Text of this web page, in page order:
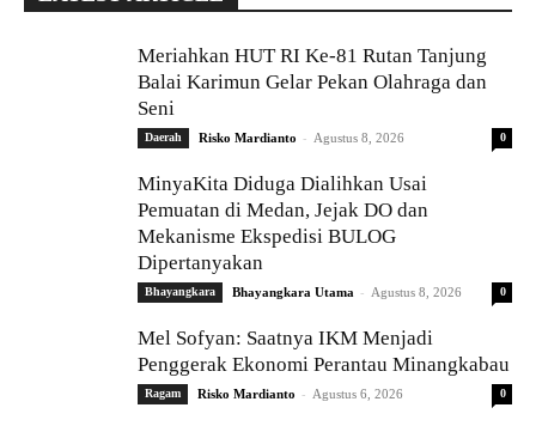
Meriahkan HUT RI Ke-81 Rutan Tanjung
Balai Karimun Gelar Pekan Olahraga dan
Seni
Daerah Risko Mardianto - Agustus 8, 2026 0
MinyaKita Diduga Dialihkan Usai
Pemuatan di Medan, Jejak DO dan
Mekanisme Ekspedisi BULOG
Dipertanyakan
Bhayangkara Bhayangkara Utama - Agustus 8, 2026 0
Mel Sofyan: Saatnya IKM Menjadi
Penggerak Ekonomi Perantau Minangkabau
Ragam Risko Mardianto - Agustus 6, 2026 0